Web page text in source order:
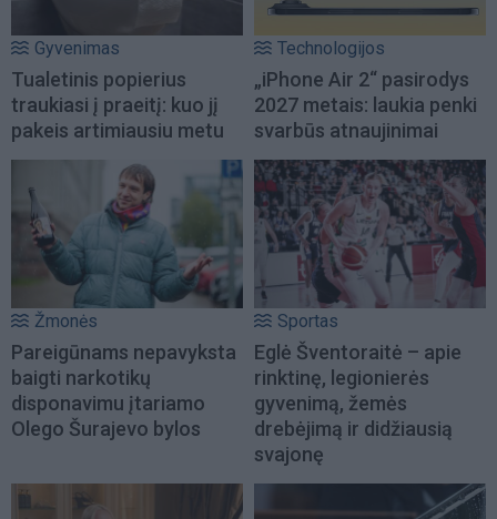
Gyvenimas
Tualetinis popierius
traukiasi į praeitį: kuo jį
pakeis artimiausiu metu
Technologijos
„iPhone Air 2“ pasirodys
2027 metais: laukia penki
svarbūs atnaujinimai
Žmonės
Pareigūnams nepavyksta
baigti narkotikų
disponavimu įtariamo
Olego Šurajevo bylos
Sportas
Eglė Šventoraitė – apie
rinktinę, legionierės
gyvenimą, žemės
drebėjimą ir didžiausią
svajonę